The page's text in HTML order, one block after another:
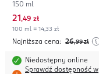
150 ml
21 ,49 zł
100 ml = 14,33 zł
Najniższa cena: 26,99 zł
Niedostępny online
Sprawdź dostępność w